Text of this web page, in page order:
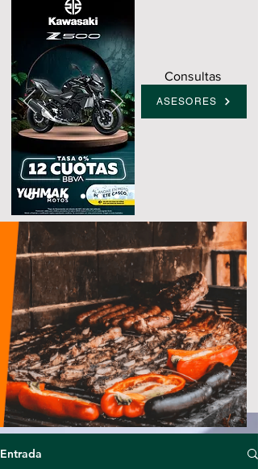
Consultas
ASESORES
Entrada